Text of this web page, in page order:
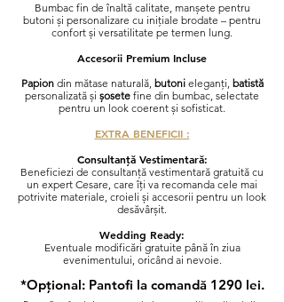
Bumbac fin de înaltă calitate, manșete pentru
butoni și personalizare cu inițiale brodate – pentru
confort și versatilitate pe termen lung.
Accesorii Premium Incluse
Papiondin mătase naturală, butonieleganți, batistă
personalizată și șosete fine din bumbac, selectate
pentru un look coerent și sofisticat.
EXTRA BENEFICII :
Consultanță Vestimentară:
Beneficiezi de consultanță vestimentară gratuită cu
un expert Cesare, care îți va recomanda cele mai
potrivite materiale, croieli și accesorii pentru un look
desăvârșit.
Wedding Ready:
Eventuale modificări gratuite până în ziua
evenimentului, oricând ai nevoie.
*Opțional: Pantofi la comandă 1290 lei.